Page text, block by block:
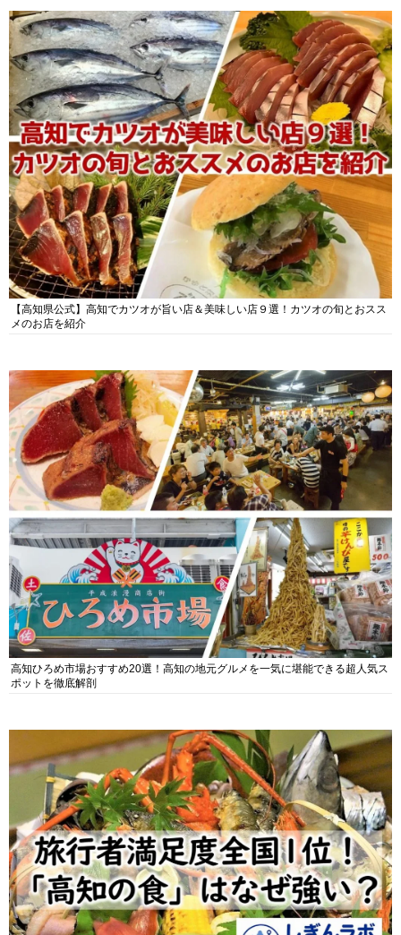
【高知県公式】高知でカツオが旨い店＆美味しい店９選！カツオの旬とおスス
メのお店を紹介
高知ひろめ市場おすすめ20選！高知の地元グルメを一気に堪能できる超人気ス
ポットを徹底解剖